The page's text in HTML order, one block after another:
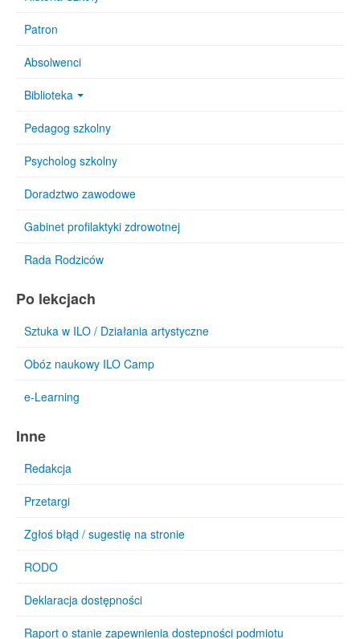
Patron
Absolwenci
Biblioteka
Pedagog szkolny
Psycholog szkolny
Doradztwo zawodowe
Gabinet profilaktyki zdrowotnej
Rada Rodziców
Po lekcjach
Sztuka w ILO / Działania artystyczne
Obóz naukowy ILO Camp
e-Learning
Inne
Redakcja
Przetargi
Zgłoś błąd / sugestię na stronie
RODO
Deklaracja dostępności
Raport o stanie zapewnienia dostepności podmiotu